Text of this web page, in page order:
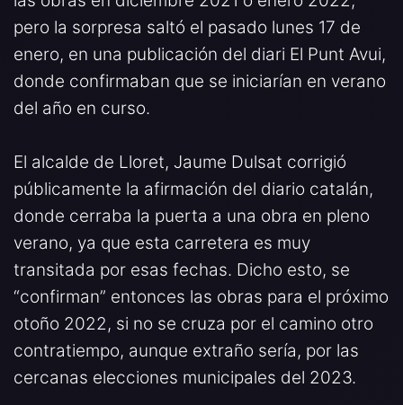
pero la sorpresa saltó el pasado lunes 17 de
enero, en una publicación del diari El Punt Avui,
donde confirmaban que se iniciarían en verano
del año en curso.
El alcalde de Lloret, Jaume Dulsat corrigió
públicamente la afirmación del diario catalán,
donde cerraba la puerta a una obra en pleno
verano, ya que esta carretera es muy
transitada por esas fechas. Dicho esto, se
“confirman” entonces las obras para el próximo
otoño 2022, si no se cruza por el camino otro
contratiempo, aunque extraño sería, por las
cercanas elecciones municipales del 2023.